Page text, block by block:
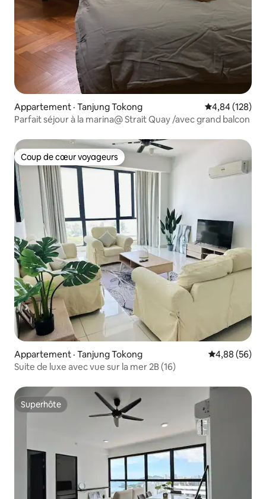
Appartement · Tanjung Tokong Note
4,84 (128)
Parfait séjour à la marina@ Strait Quay /avec grand balcon
Coup de cœur voyageurs
Coup de cœur voyageurs
Appartement · Tanjung Tokong Note
4,88 (56)
Suite de luxe avec vue sur la mer 2B (16)
Superhôte
Superhôte